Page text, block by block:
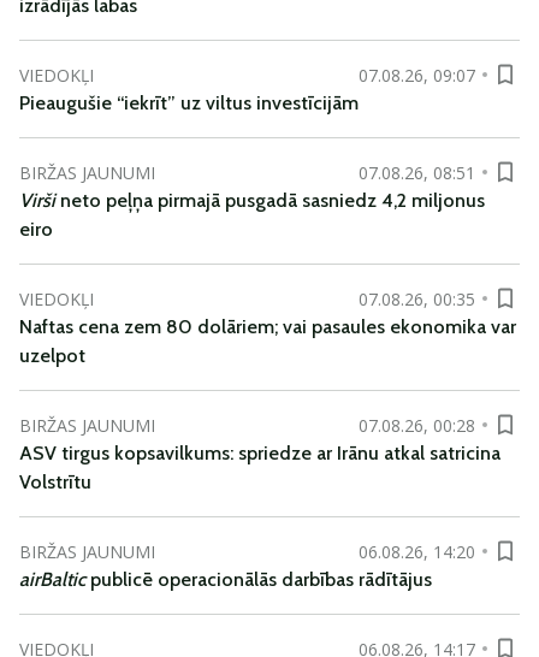
izrādījās labas
VIEDOKĻI
07.08.26, 09:07
Pieaugušie “iekrīt” uz viltus investīcijām
BIRŽAS JAUNUMI
07.08.26, 08:51
Viršineto peļņa pirmajā pusgadā sasniedz 4,2 miljonus
eiro
VIEDOKĻI
07.08.26, 00:35
Naftas cena zem 80 dolāriem; vai pasaules ekonomika var
uzelpot
BIRŽAS JAUNUMI
07.08.26, 00:28
ASV tirgus kopsavilkums: spriedze ar Irānu atkal satricina
Volstrītu
BIRŽAS JAUNUMI
06.08.26, 14:20
airBalticpublicē operacionālās darbības rādītājus
VIEDOKĻI
06.08.26, 14:17